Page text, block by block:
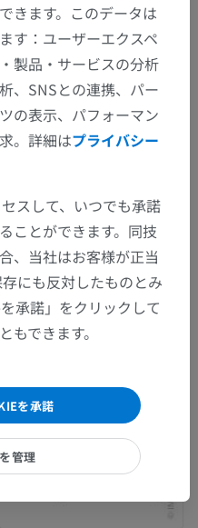
きます。このデータは
す：ユーザーエクスペ
製品・サービスの分析
、SNSとの連携、パー
の表示、パフォーマン
。詳細はプライバシー
スして、いつでも承諾
ことができます。同技
、当社はお客様が正当
にも反対したものとみ
承諾」をクリックして
もできます。
を承諾
管理